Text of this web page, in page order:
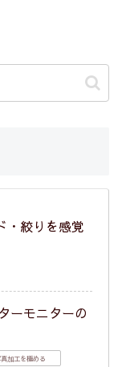
・絞りを感覚
ーモニターの
加工を極める